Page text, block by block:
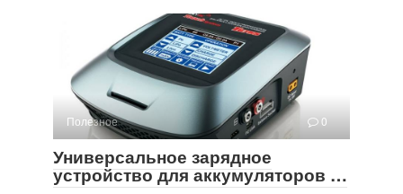
Полезное 0
Универсальное зарядное
устройство для аккумуляторов …